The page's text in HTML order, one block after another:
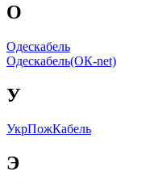
О
Одескабель
Одескабель(ОК-net)
У
УкрПожКабель
Э